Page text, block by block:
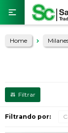

Home
Filtrando por: